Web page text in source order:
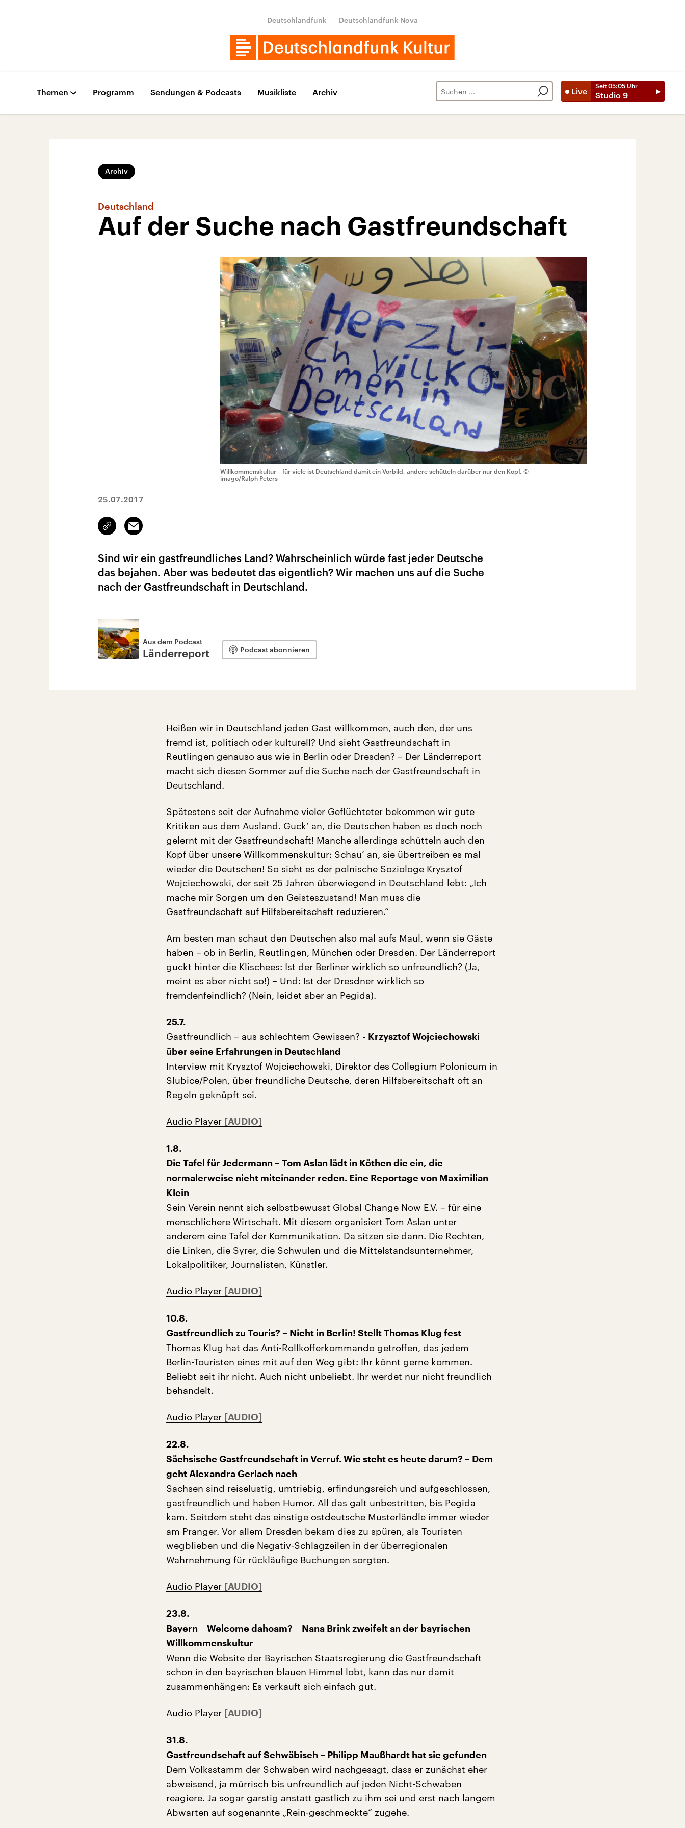
Deutschlandfunk Deutschlandfunk Nova
Live
Seit 05:05 Uhr
Studio 9
Themen Programm Sendungen & Podcasts Musikliste Archiv
Archiv
Deutschland
Auf der Suche nach Gastfreundschaft
Willkommenskultur – für viele ist Deutschland damit ein Vorbild, andere schütteln darüber nur den Kopf. ©
imago/Ralph Peters
25.07.2017
Link
kopieren/teilen
Email
Sind wir ein gastfreundliches Land? Wahrscheinlich würde fast jeder Deutsche
das bejahen. Aber was bedeutet das eigentlich? Wir machen uns auf die Suche
nach der Gastfreundschaft in Deutschland.
Aus dem Podcast
Länderreport Podcast abonnieren
Heißen wir in Deutschland jeden Gast willkommen, auch den, der uns
fremd ist, politisch oder kulturell? Und sieht Gastfreundschaft in
Reutlingen genauso aus wie in Berlin oder Dresden? – Der Länderreport
macht sich diesen Sommer auf die Suche nach der Gastfreundschaft in
Deutschland.
Spätestens seit der Aufnahme vieler Geflüchteter bekommen wir gute
Kritiken aus dem Ausland. Guck‘ an, die Deutschen haben es doch noch
gelernt mit der Gastfreundschaft! Manche allerdings schütteln auch den
Kopf über unsere Willkommenskultur: Schau‘ an, sie übertreiben es mal
wieder die Deutschen! So sieht es der polnische Soziologe Krysztof
Wojciechowski, der seit 25 Jahren überwiegend in Deutschland lebt: „Ich
mache mir Sorgen um den Geisteszustand! Man muss die
Gastfreundschaft auf Hilfsbereitschaft reduzieren.“
Am besten man schaut den Deutschen also mal aufs Maul, wenn sie Gäste
haben – ob in Berlin, Reutlingen, München oder Dresden. Der Länderreport
guckt hinter die Klischees: Ist der Berliner wirklich so unfreundlich? (Ja,
meint es aber nicht so!) – Und: Ist der Dresdner wirklich so
fremdenfeindlich? (Nein, leidet aber an Pegida).
25.7.
Gastfreundlich – aus schlechtem Gewissen? - Krzysztof Wojciechowski
über seine Erfahrungen in Deutschland
Interview mit Krysztof Wojciechowski, Direktor des Collegium Polonicum in
Slubice/Polen, über freundliche Deutsche, deren Hilfsbereitschaft oft an
Regeln geknüpft sei.
Audio Player
1.8.
Die Tafel für Jedermann – Tom Aslan lädt in Köthen die ein, die
normalerweise nicht miteinander reden. Eine Reportage von Maximilian
Klein
Sein Verein nennt sich selbstbewusst Global Change Now E.V. – für eine
menschlichere Wirtschaft. Mit diesem organisiert Tom Aslan unter
anderem eine Tafel der Kommunikation. Da sitzen sie dann. Die Rechten,
die Linken, die Syrer, die Schwulen und die Mittelstandsunternehmer,
Lokalpolitiker, Journalisten, Künstler.
Audio Player
10.8.
Gastfreundlich zu Touris? – Nicht in Berlin! Stellt Thomas Klug fest
Thomas Klug hat das Anti-Rollkofferkommando getroffen, das jedem
Berlin-Touristen eines mit auf den Weg gibt: Ihr könnt gerne kommen.
Beliebt seit ihr nicht. Auch nicht unbeliebt. Ihr werdet nur nicht freundlich
behandelt.
Audio Player
22.8.
Sächsische Gastfreundschaft in Verruf. Wie steht es heute darum? – Dem
geht Alexandra Gerlach nach
Sachsen sind reiselustig, umtriebig, erfindungsreich und aufgeschlossen,
gastfreundlich und haben Humor. All das galt unbestritten, bis Pegida
kam. Seitdem steht das einstige ostdeutsche Musterländle immer wieder
am Pranger. Vor allem Dresden bekam dies zu spüren, als Touristen
wegblieben und die Negativ-Schlagzeilen in der überregionalen
Wahrnehmung für rückläufige Buchungen sorgten.
Audio Player
23.8.
Bayern – Welcome dahoam? – Nana Brink zweifelt an der bayrischen
Willkommenskultur
Wenn die Website der Bayrischen Staatsregierung die Gastfreundschaft
schon in den bayrischen blauen Himmel lobt, kann das nur damit
zusammenhängen: Es verkauft sich einfach gut.
Audio Player
31.8.
Gastfreundschaft auf Schwäbisch – Philipp Maußhardt hat sie gefunden
Dem Volksstamm der Schwaben wird nachgesagt, dass er zunächst eher
abweisend, ja mürrisch bis unfreundlich auf jeden Nicht-Schwaben
reagiere. Ja sogar garstig anstatt gastlich zu ihm sei und erst nach langem
Abwarten auf sogenannte „Rein-geschmeckte“ zugehe.